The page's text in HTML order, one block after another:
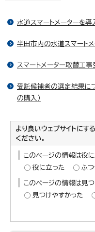
水道スマートメーターを導
半田市内の水道スマート
スマートメーター取替工
受託候補者の選定結果に
の購入）
より良いウェブサイトにす
ください。
このページの情報は役
役に立った
ふつ
このページの情報は見
見つけやすかった